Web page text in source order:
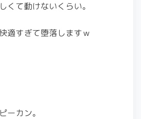
くて動けないくらい。
適すぎて堕落しますｗ
ーカン。